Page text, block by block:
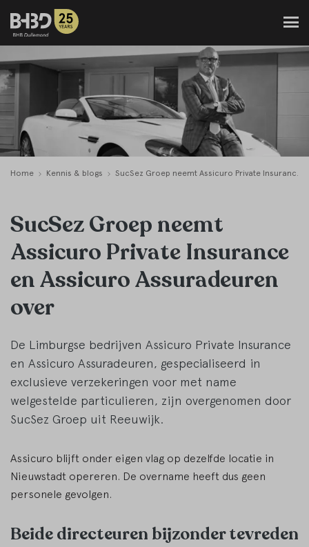
Home Kennis & blogs SucSez Groep neemt Assicuro Private Insurance en Assicuro Assuradeuren over
SucSez Groep neemt
Assicuro Private Insurance
en Assicuro Assuradeuren
over
De Limburgse bedrijven Assicuro Private Insurance
en Assicuro Assuradeuren, gespecialiseerd in
exclusieve verzekeringen voor met name
welgestelde particulieren, zijn overgenomen door
SucSez Groep uit Reeuwijk.
Assicuro blijft onder eigen vlag op dezelfde locatie in
Nieuwstadt opereren. De overname heeft dus geen
personele gevolgen.
Beide directeuren bijzonder tevreden